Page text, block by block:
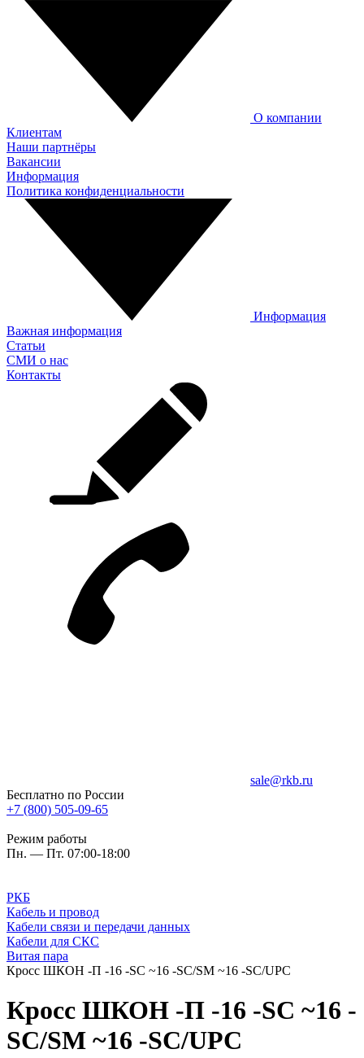
О компании
Клиентам
Наши партнёры
Вакансии
Информация
Политика конфиденциальности
Информация
Важная информация
Статьи
СМИ о нас
Контакты
sale@rkb.ru
Бесплатно по России
+7 (800) 505-09-65
Режим работы
Пн. — Пт. 07:00-18:00
РКБ
Кабель и провод
Кабели связи и передачи данных
Кабели для СКС
Витая пара
Кросс ШКОН -П -16 -SC ~16 -SC/SM ~16 -SC/UPC
Кросс ШКОН -П -16 -SC ~16 -
SC/SM ~16 -SC/UPC